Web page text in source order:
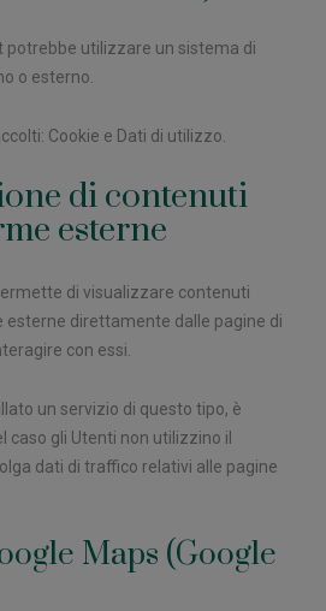
potrebbe utilizzare un sistema di
o esterno.
Cookie e Dati di utilizzo.
di contenuti
esterne
di visualizzare contenuti
direttamente dalle pagine di
con essi.
un servizio di questo tipo, è
caso gli Utenti non utilizzino il
dati di traffico relativi alle pagine
Maps (Google